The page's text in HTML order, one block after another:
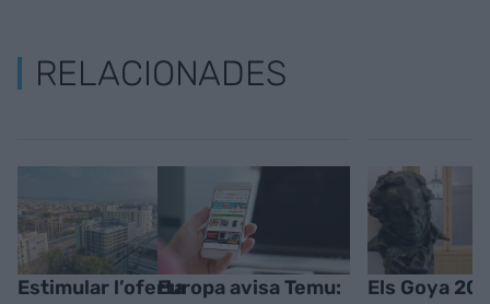
RELACIONADES
Estimular l’ofertaEuropa avisa Temu:
Els Goya